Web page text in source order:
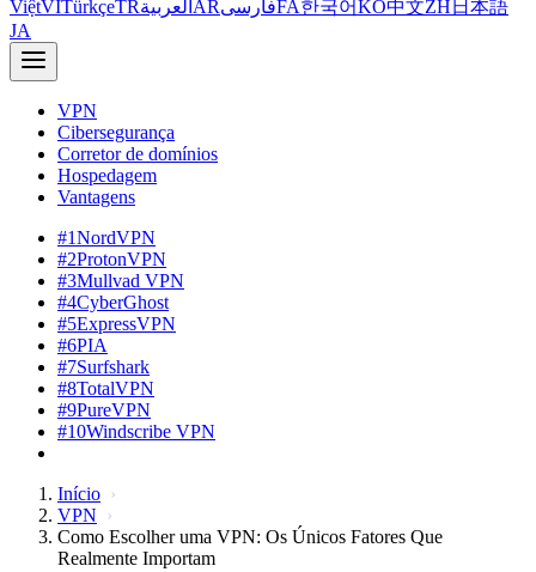
ViệtVITürkçeTRالعربية ARفارسیFA한국어KO中文ZH 日本語
JA
VPN
Cibersegurança
Corretor de domínios
Hospedagem
Vantagens
#1NordVPN
#2ProtonVPN
#3Mullvad VPN
#4CyberGhost
#5ExpressVPN
#6PIA
#7Surfshark
#8TotalVPN
#9PureVPN
#10Windscribe VPN
Início
VPN
Como Escolher uma VPN: Os Únicos Fatores Que
Realmente Importam